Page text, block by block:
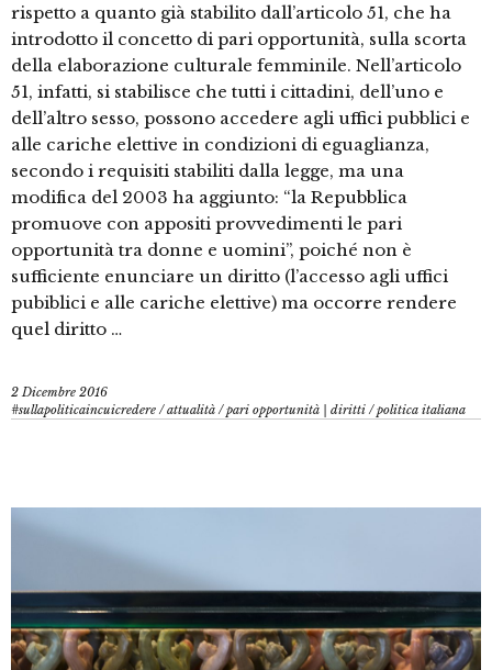
rispetto a quanto già stabilito dall’articolo 51, che ha
introdotto il concetto di pari opportunità, sulla scorta
della elaborazione culturale femminile. Nell’articolo
51, infatti, si stabilisce che tutti i cittadini, dell’uno e
dell’altro sesso, possono accedere agli uffici pubblici e
alle cariche elettive in condizioni di eguaglianza,
secondo i requisiti stabiliti dalla legge, ma una
modifica del 2003 ha aggiunto: “la Repubblica
promuove con appositi provvedimenti le pari
opportunità tra donne e uomini”, poiché non è
sufficiente enunciare un diritto (l’accesso agli uffici
pubiblici e alle cariche elettive) ma occorre rendere
quel diritto …
2 Dicembre 2016
#sullapoliticaincuicredere /attualità /pari opportunità | diritti /politica italiana